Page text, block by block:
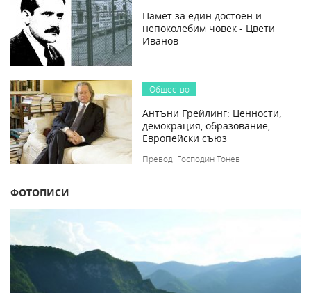
Памет за един достоен и
непоколебим човек - Цвети
Иванов
Общество
Антъни Грейлинг: Ценности,
демокрация, образование,
Европейски съюз
Превод: Господин Тонев
ФОТОПИСИ